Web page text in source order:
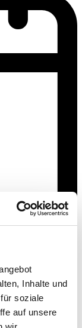
Inhalte und
soziale
auf unsere